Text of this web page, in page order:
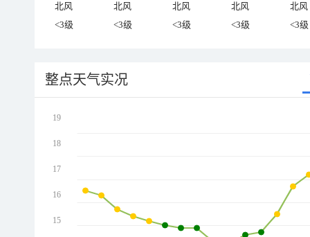
北风 北风 北风 北风
北风
<3级
<3级 <3级 <3级 <3级
整点天气实况
19
18
17
16
15